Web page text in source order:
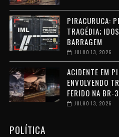
PIRACURUCA:
TRAGÉDIA;
BARRAGEM
JULHO 13, 2026
ACIDENTE EM
ENVOLVENDO
FERIDO NA BR-
JULHO 13, 2026
POLÍTICA